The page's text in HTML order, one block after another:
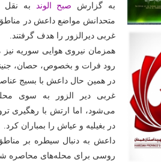
به گزارش صبح الوند
به نقل
متحدانش مواضع داعش در
غربی دیرالزور را هدف گرفتند.
همزمان نیروی هوایی سوریه
رود فرات و بخصوص، حصان،
در همین حال داعش با بسیج
غربی دیر الزور به سوی
می‌شود، اما ارتش با رهگیری
در بغیلیه و عیاش را بمباران کرد.
داعش به دنبال سیطره بر
روسی برای محله‌های محاصره